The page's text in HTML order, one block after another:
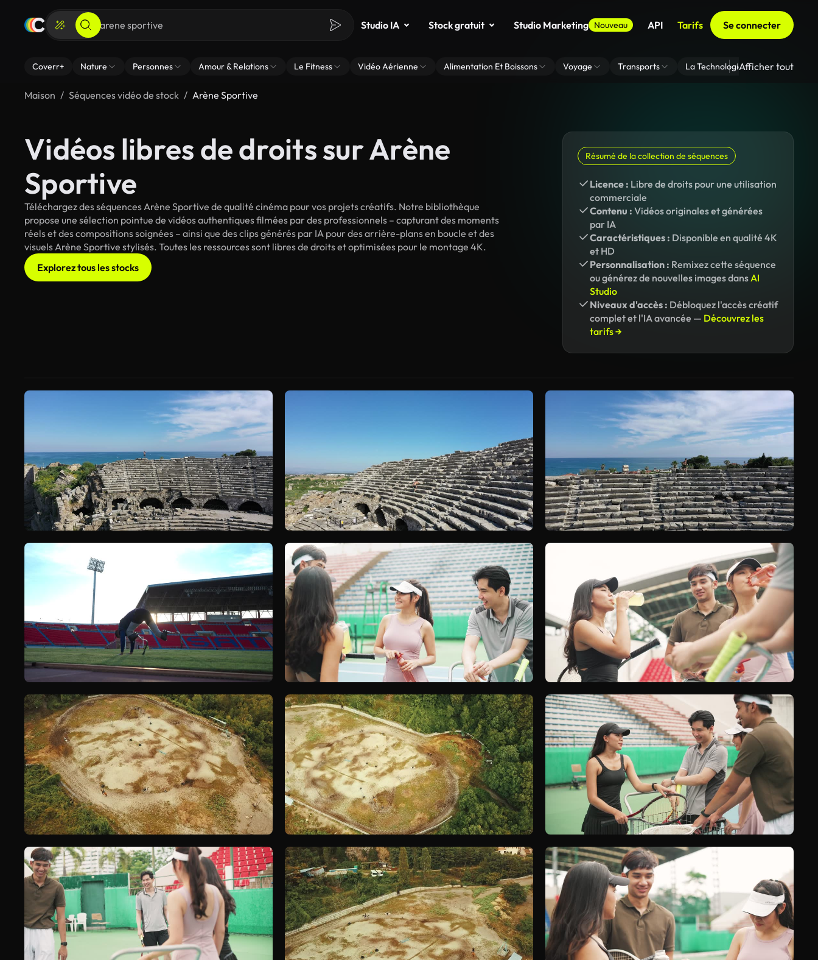
Studio IA Stock gratuit Studio Marketing Nouveau API Tarifs Se connecter
Coverr+ Nature Personnes Amour & Relations Le Fitness Vidéo Aérienne Alimentation Et Boissons Voyage Transports La Technologie Zoom En
Afficher tout
Maison Séquences vidéo de stock Arène Sportive
Vidéos libres de droits sur Arène
Sportive
Téléchargez des séquences Arène Sportive de qualité cinéma pour vos projets créatifs. Notre bibliothèque
propose une sélection pointue de vidéos authentiques filmées par des professionnels – capturant des moments
réels et des compositions soignées – ainsi que des clips générés par IA pour des arrière-plans en boucle et des
visuels Arène Sportive stylisés. Toutes les ressources sont libres de droits et optimisées pour le montage 4K.
Explorez tous les stocks
Résumé de la collection de séquences
Licence : Libre de droits pour une utilisation
commerciale
Contenu : Vidéos originales et générées
par IA
Caractéristiques : Disponible en qualité 4K
et HD
Personnalisation : Remixez cette séquence
ou générez de nouvelles images dansAI
Studio
Niveaux d'accès : Débloquez l'accès créatif
complet et l'IA avancée — Découvrez les
tarifs →